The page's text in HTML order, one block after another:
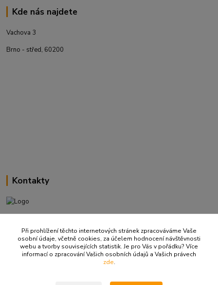
Kde nás najdete
Vachova 3
Brno - střed, 60200
Kontakty
(Po-Pá, 9-18 hod.)
info@ritualbrno-eshop.cz
Při prohlížení těchto internetových stránek zpracováváme Vaše
osobní údaje, včetně cookies, za účelem hodnocení návštěvnosti
webu a tvorby souvisejících statistik. Je pro Vás v pořádku? Více
informací o zpracování Vašich osobních údajů a Vašich právech
zde.